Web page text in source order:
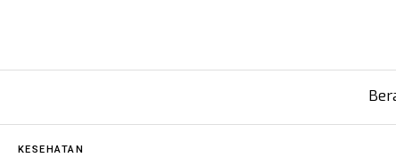
KESEHATAN